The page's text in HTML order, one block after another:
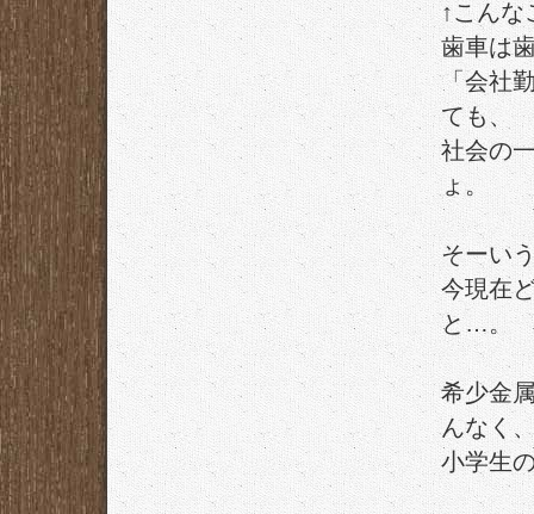
↑こんな
歯車は
「会社
ても、
社会の
ょ。
そーい
今現在
と…。
希少金
んなく
小学生